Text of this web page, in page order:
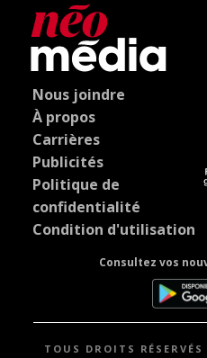
Nous joindre
À propos
Carrières
Publicités
Politique de
confidentialité
Condition d'utilisation
Consultez vos
TOUS DROITS